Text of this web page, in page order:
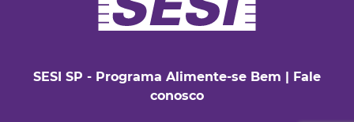
SESI SP - Programa Alimente-se Bem | Fale
conosco